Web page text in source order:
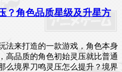
？角色品质星级及升星方
法来打造的一款游戏，角色本身
高品质的角色初始灵压就比普通
么境界刀鸣灵压怎么提升？境界